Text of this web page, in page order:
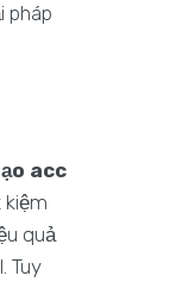
pháp
acc
kiệm
quả
Tuy